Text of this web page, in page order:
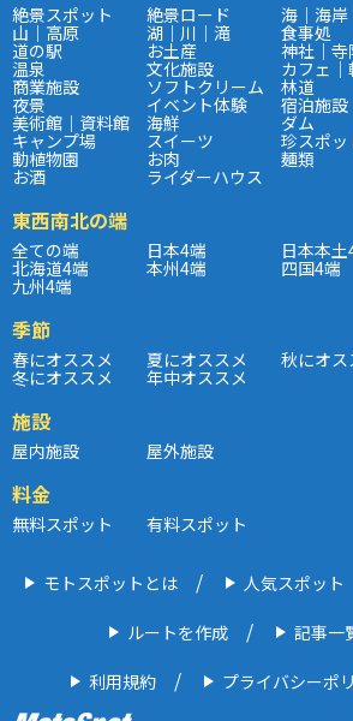
絶景スポット 絶景ロード 海｜海岸
山｜高原 湖｜川｜滝 食事処
道の駅 お土産 神社｜寺
温泉 文化施設 カフェ｜
商業施設 ソフトクリーム 林道
夜景 イベント体験 宿泊施設
美術館｜資料館 海鮮 ダム
キャンプ場 スイーツ 珍スポッ
動植物園 お肉 麺類
お酒 ライダーハウス
東西南北の端
全ての端 日本4端 日本本土
北海道4端 本州4端 四国4端
九州4端
季節
春にオススメ 夏にオススメ 秋にオス
冬にオススメ 年中オススメ
施設
屋内施設 屋外施設
料金
無料スポット 有料スポット
モトスポットとは 人気スポット
ルートを作成 記事一
利用規約 プライバシーポ